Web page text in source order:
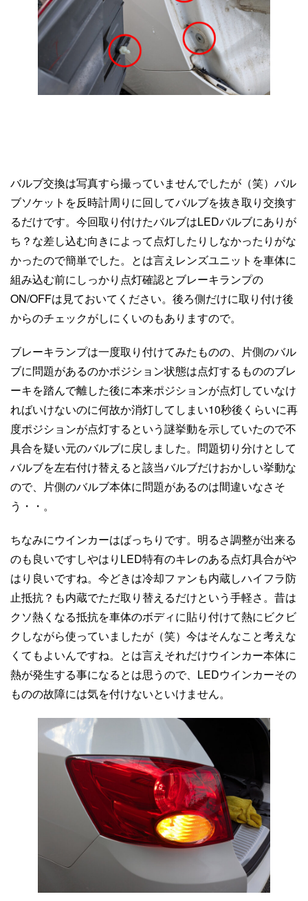
バルブ交換は写真すら撮っていませんでしたが（笑）バル
ブソケットを反時計周りに回してバルブを抜き取り交換す
るだけです。今回取り付けたバルブはLEDバルブにありが
ち？な差し込む向きによって点灯したりしなかったりがな
かったので簡単でした。とは言えレンズユニットを車体に
組み込む前にしっかり点灯確認とブレーキランプの
ON/OFFは見ておいてください。後ろ側だけに取り付け後
からのチェックがしにくいのもありますので。
ブレーキランプは一度取り付けてみたものの、片側のバル
ブに問題があるのかポジション状態は点灯するもののブレ
ーキを踏んで離した後に本来ポジションが点灯していなけ
ればいけないのに何故か消灯してしまい10秒後くらいに再
度ポジションが点灯するという謎挙動を示していたので不
具合を疑い元のバルブに戻しました。問題切り分けとして
バルブを左右付け替えると該当バルブだけおかしい挙動な
ので、片側のバルブ本体に問題があるのは間違いなさそ
う・・。
ちなみにウインカーはばっちりです。明るさ調整が出来る
のも良いですしやはりLED特有のキレのある点灯具合がや
はり良いですね。今どきは冷却ファンも内蔵しハイフラ防
止抵抗？も内蔵でただ取り替えるだけという手軽さ。昔は
クソ熱くなる抵抗を車体のボディに貼り付けて熱にビクビ
クしながら使っていましたが（笑）今はそんなこと考えな
くてもよいんですね。とは言えそれだけウインカー本体に
熱が発生する事になるとは思うので、LEDウインカーその
ものの故障には気を付けないといけません。